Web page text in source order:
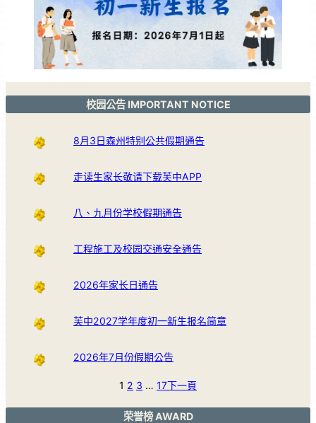
校园公告 IMPORTANT NOTICE
8月3日森州特别公共假期通告
走读生家长敬请下载芙中APP
八、九月份学校假期通告
工程施工及校园交通安全通告
2026年家长日通告
芙中2027学年度初一新生报名简章
2026年7月份假期公告
1 2 3 … 17下一頁
荣誉榜 AWARD